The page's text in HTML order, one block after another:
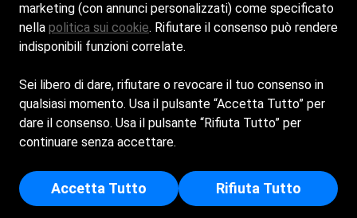
Seguici sui nostri social
Facebook
Instagram
BEVERLY HILLS SNC DI NICASTRO ROCCO & C. - Sede Legale:
VIA BENEDETTO CROCE 85 - 71122 - FOGGIA (FG) - Iscritta al
registro delle imprese di Foggia - p.i/c.f: 03621900715 -
Numero REA: FG - 260724
marketing (con annunci personalizzati) come specificato
nella politica sui cookie. Rifiutare il consenso può rendere
indisponibili funzioni correlate.
Sei libero di dare, rifiutare o revocare il tuo consenso in
qualsiasi momento. Usa il pulsante “Accetta Tutto” per
dare il consenso. Usa il pulsante “Rifiuta Tutto” per
continuare senza accettare.
Accetta Tutto Rifiuta Tutto